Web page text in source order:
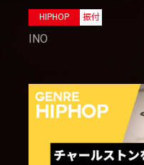
HIPHOP 振付
INO